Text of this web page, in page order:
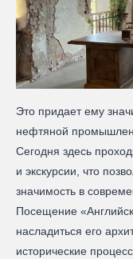
Это придает ему
нефтяной
Сегодня здесь
и экскурсии, что
значимость в
Посещение
насладиться его
исторические